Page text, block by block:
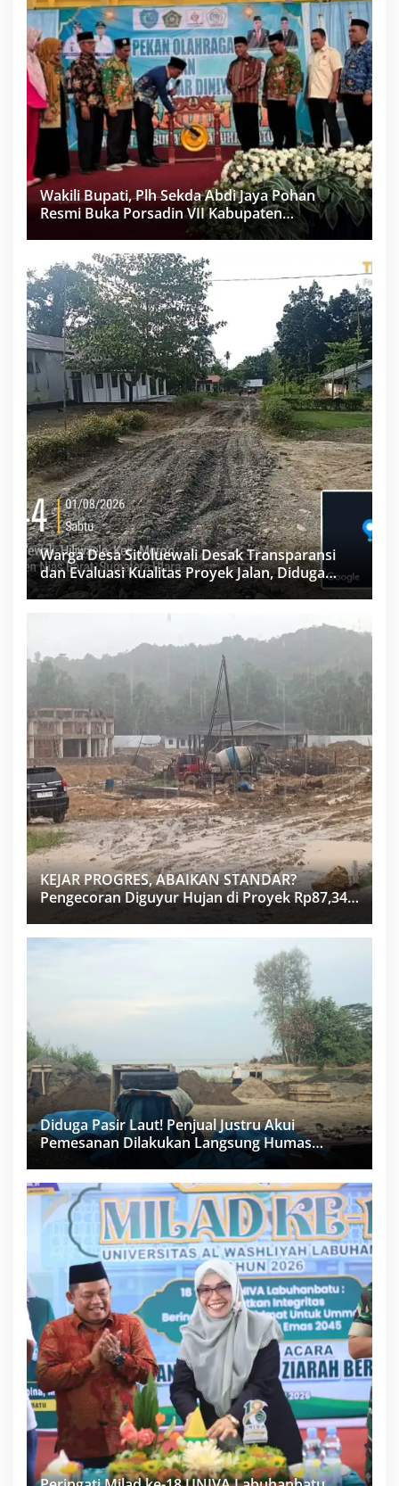
Wakili Bupati, Plh Sekda Abdi Jaya Pohan
Resmi Buka Porsadin VII Kabupaten
Warga Desa Sitoluewali Desak Transparansi
dan Evaluasi Kualitas Proyek Jalan, Diduga
Minim Informasi
KEJAR PROGRES, ABAIKAN STANDAR?
Pengecoran Diguyur Hujan di Proyek Rp87,34
Miliar Sukma Nias, Konsultan, Pengawas dan
PPK Bungkam
Diduga Pasir Laut! Penjual Justru Akui
Pemesanan Dilakukan Langsung Humas